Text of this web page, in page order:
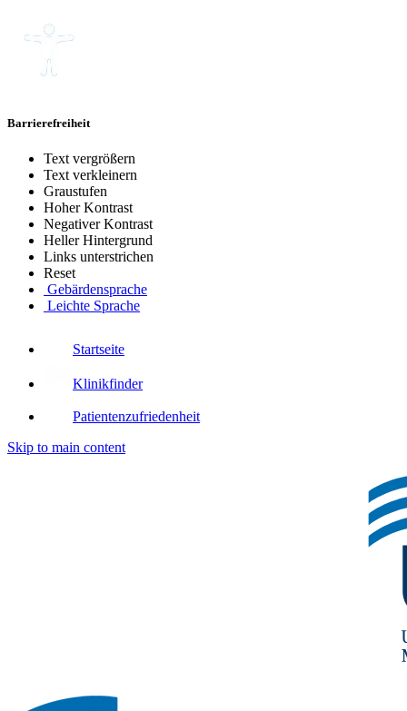
Barrierefreiheit
Text vergrößern
Text verkleinern
Graustufen
Hoher Kontrast
Negativer Kontrast
Heller Hintergrund
Links unterstrichen
Reset
Gebärdensprache
Leichte Sprache
Startseite
Klinikfinder
Patientenzufriedenheit
Skip to main content